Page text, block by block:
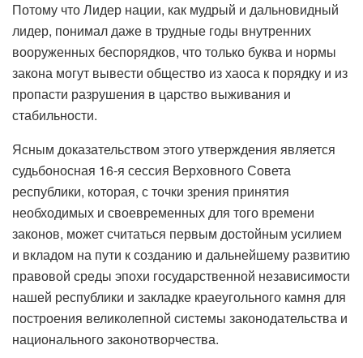
Потому что Лидер нации, как мудрый и дальновидный
лидер, понимал даже в трудные годы внутренних
вооруженных беспорядков, что только буква и нормы
закона могут вывести общество из хаоса к порядку и из
пропасти разрушения в царство выживания и
стабильности.
Ясным доказательством этого утверждения является
судьбоносная 16-я сессия Верховного Совета
республики, которая, с точки зрения принятия
необходимых и своевременных для того времени
законов, может считаться первым достойным усилием
и вкладом на пути к созданию и дальнейшему развитию
правовой среды эпохи государственной независимости
нашей республики и закладке краеугольного камня для
построения великолепной системы законодательства и
национального законотворчества.